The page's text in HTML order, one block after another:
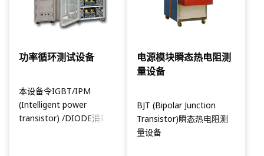
功率循环测试设备
本设备令IGBT/IPM
(Intelligent power
transistor) /DIODE消耗规
电源模块瞬态热电阻测
量设备
BJT (Bipolar Junction
Transistor)瞬态热电阻测
量设备